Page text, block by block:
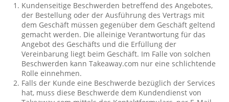
Kundenseitige Beschwerden betreffend des Angebotes,
der Bestellung oder der Ausführung des Vertrags mit
dem Geschäft müssen gegenüber dem Geschäft geltend
gemacht werden. Die alleinige Verantwortung für das
Angebot des Geschäfts und die Erfüllung der
Vereinbarung liegt beim Geschäft. Im Falle von solchen
Beschwerden kann Takeaway.com nur eine schlichtende
Rolle einnehmen.
Falls der Kunde eine Beschwerde bezüglich der Services
hat, muss diese Beschwerde dem Kundendienst von